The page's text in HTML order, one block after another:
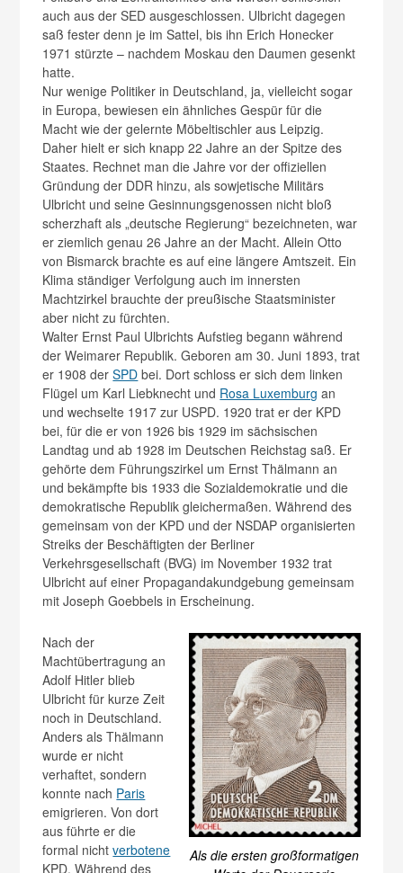
auch aus der SED ausgeschlossen. Ulbricht dagegen
saß fester denn je im Sattel, bis ihn Erich Honecker
1971 stürzte – nachdem Moskau den Daumen gesenkt
hatte.
Nur wenige Politiker in Deutschland, ja, vielleicht sogar
in Europa, bewiesen ein ähnliches Gespür für die
Macht wie der gelernte Möbeltischler aus Leipzig.
Daher hielt er sich knapp 22 Jahre an der Spitze des
Staates. Rechnet man die Jahre vor der offiziellen
Gründung der DDR hinzu, als sowjetische Militärs
Ulbricht und seine Gesinnungsgenossen nicht bloß
scherzhaft als „deutsche Regierung“ bezeichneten, war
er ziemlich genau 26 Jahre an der Macht. Allein Otto
von Bismarck brachte es auf eine längere Amtszeit. Ein
Klima ständiger Verfolgung auch im innersten
Machtzirkel brauchte der preußische Staatsminister
aber nicht zu fürchten.
Walter Ernst Paul Ulbrichts Aufstieg begann während
der Weimarer Republik. Geboren am 30. Juni 1893, trat
er 1908 derSPD bei. Dort schloss er sich dem linken
Flügel um Karl Liebknecht und Rosa Luxemburg an
und wechselte 1917 zur USPD. 1920 trat er der KPD
bei, für die er von 1926 bis 1929 im sächsischen
Landtag und ab 1928 im Deutschen Reichstag saß. Er
gehörte dem Führungszirkel um Ernst Thälmann an
und bekämpfte bis 1933 die Sozialdemokratie und die
demokratische Republik gleichermaßen. Während des
gemeinsam von der KPD und der NSDAP organisierten
Streiks der Beschäftigten der Berliner
Verkehrsgesellschaft (BVG) im November 1932 trat
Ulbricht auf einer Propagandakundgebung gemeinsam
mit Joseph Goebbels in Erscheinung.
Als die ersten großformatigen
Nach der
Machtübertragung an
Adolf Hitler blieb
Ulbricht für kurze Zeit
noch in Deutschland.
Anders als Thälmann
wurde er nicht
verhaftet, sondern
konnte nach Paris
emigrieren. Von dort
aus führte er die
formal nichtverbotene
KPD. Während des